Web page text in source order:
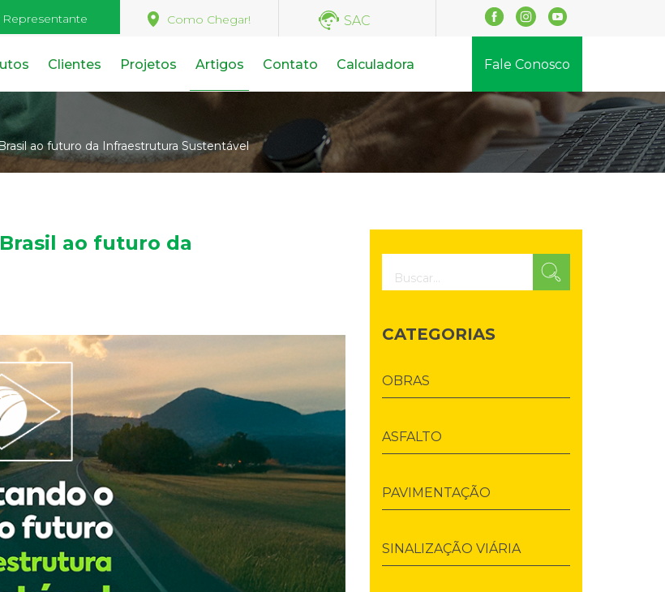
Representante Como Chegar! SAC
Clientes Projetos Artigos Contato Calculadora Fale Conosco
ao futuro da Infraestrutura Sustentável
ao futuro da
CATEGORIAS
OBRAS
ASFALTO
PAVIMENTAÇÃO
SINALIZAÇÃO VIÁRIA